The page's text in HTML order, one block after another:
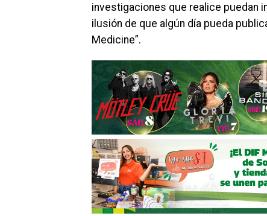
investigaciones que realice puedan
ilusión de que algún día pueda
Medicine”.